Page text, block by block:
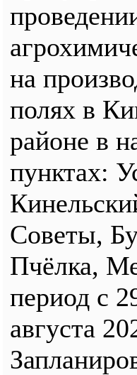
на
полях в
районе в
пунктах:
Советы,
Пчёлка,
период с
августа